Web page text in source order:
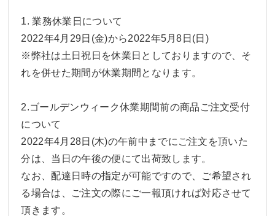
1. 業務休業日について
2022年4月29日(金)から2022年5月8日(日)
※弊社は土日祝日を休業日としておりますので、そ
れを併せた期間が休業期間となります。
2.ゴールデンウィーク休業期間前の商品ご注文受付
について
2022年4月28日(木)の午前中までにご注文を頂いた
分は、当日の午後の便にて出荷致します。
なお、配達日時の指定が可能ですので、ご希望され
る場合は、ご注文の際にご一報頂ければ対応させて
頂きます。